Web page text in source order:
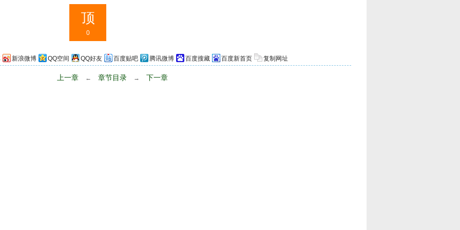
顶
0
新浪微博 QQ空间 QQ好友 百度贴吧 腾讯微博 百度搜藏 百度新首页 复制网址
上一章 ← 章节目录 → 下一章